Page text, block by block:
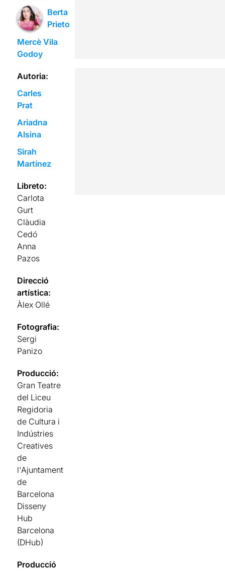
Berta
Prieto
Mercè Vila
Godoy
Autoria:
Carles
Prat
Ariadna
Alsina
Sirah
Martínez
Libreto:
Carlota
Gurt
Clàudia
Cedó
Anna
Pazos
Direcció
artística:
Àlex Ollé
Fotografia:
Sergi
Panizo
Producció:
Gran Teatre
del Liceu
Regidoria
de Cultura i
Indústries
Creatives
de
l'Ajuntament
de
Barcelona
Disseny
Hub
Barcelona
(DHub)
Producció